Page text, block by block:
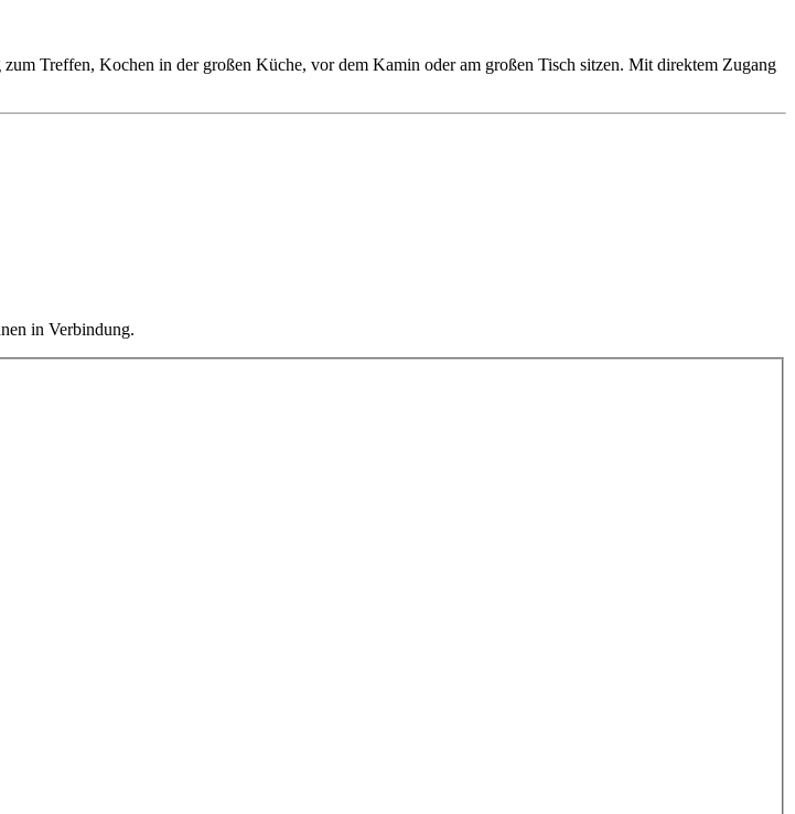
Treffen, Kochen in der großen Küche, vor dem Kamin oder am großen Tisch sitzen. Mit direktem Zugang
in Verbindung.